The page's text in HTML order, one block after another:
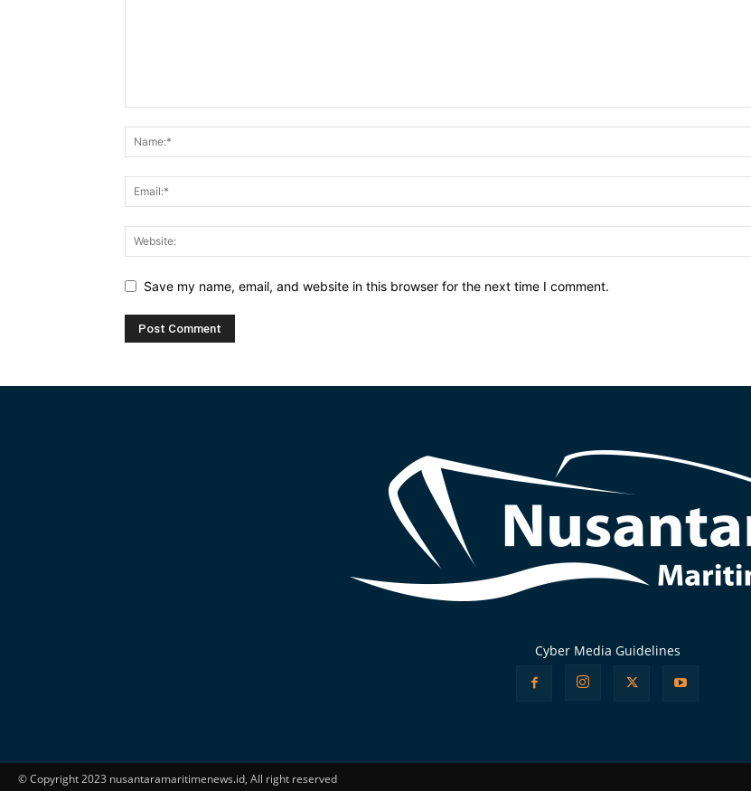
Save my name, email, and website in this browser for the next time I comment.
Cyber Media Guidelines
© Copyright 2023 nusantaramaritimenews.id, All right reserved